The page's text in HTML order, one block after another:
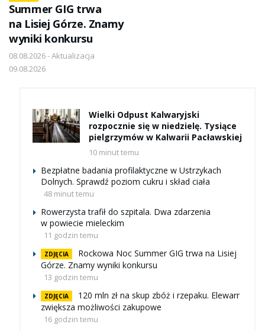
Summer GIG trwa
na Lisiej Górze. Znamy
wyniki konkursu
08.08.2026 - Aktualizacja
09.08.2026
Wielki Odpust Kalwaryjski
rozpocznie się w niedzielę. Tysiące
pielgrzymów w Kalwarii Pacławskiej
10 minut temu
Bezpłatne badania profilaktyczne w Ustrzykach
Dolnych. Sprawdź poziom cukru i skład ciała
48 minut temu
Rowerzysta trafił do szpitala. Dwa zdarzenia
w powiecie mieleckim
11 godzin temu
ZDJĘCIA
Rockowa Noc Summer GIG trwa na Lisiej
Górze. Znamy wyniki konkursu
13 godzin temu
ZDJĘCIA
120 mln zł na skup zbóż i rzepaku. Elewarr
zwiększa możliwości zakupowe
16 godzin temu